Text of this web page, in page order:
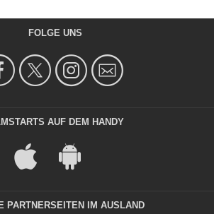
FOLGE UNS
AUF DEM HANDY
PARTNERSEITEN IM AUSLAND